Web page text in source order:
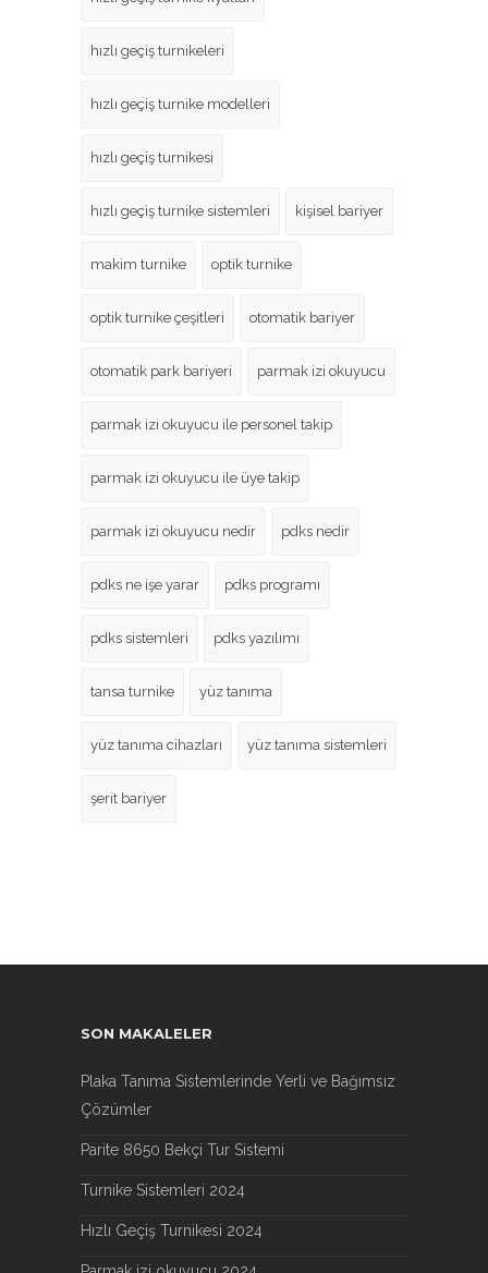
hızlı geçiş turnikeleri
hızlı geçiş turnike modelleri
hızlı geçiş turnikesi
hızlı geçiş turnike sistemleri kişisel bariyer
makim turnike optik turnike
optik turnike çeşitleri otomatik bariyer
otomatik park bariyeri parmak izi okuyucu
parmak izi okuyucu ile personel takip
parmak izi okuyucu ile üye takip
parmak izi okuyucu nedir pdks nedir
pdks ne işe yarar pdks programı
pdks sistemleri pdks yazılımı
tansa turnike yüz tanıma
yüz tanıma cihazları yüz tanıma sistemleri
şerit bariyer
SON MAKALELER
Plaka Tanıma Sistemlerinde Yerli ve Bağımsız
Çözümler
Parite 8650 Bekçi Tur Sistemi
Turnike Sistemleri 2024
Hızlı Geçiş Turnikesi 2024